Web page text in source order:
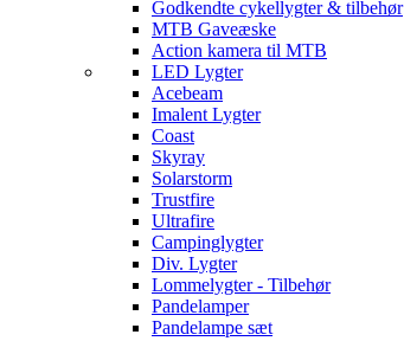
Godkendte cykellygter & tilbehør
MTB Gaveæske
Action kamera til MTB
LED Lygter
Acebeam
Imalent Lygter
Coast
Skyray
Solarstorm
Trustfire
Ultrafire
Campinglygter
Div. Lygter
Lommelygter - Tilbehør
Pandelamper
Pandelampe sæt